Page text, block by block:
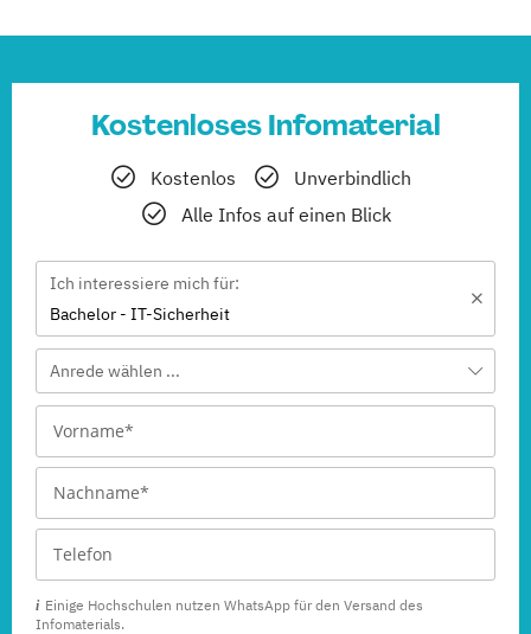
Kostenloses Infomaterial
Kostenlos
Unverbindlich
Alle Infos auf einen Blick
Ich interessiere mich für:
Bachelor - IT-Sicherheit
Anrede wählen ...
Einige Hochschulen nutzen WhatsApp für den Versand des
Infomaterials.